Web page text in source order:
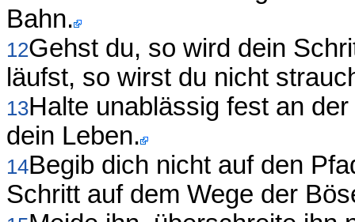
Bahn.
12Gehst du, so wird dein
läufst, so wirst du nicht
13Halte unablässig fest an
dein Leben.
14Begib dich nicht auf den
Schritt auf dem Wege der